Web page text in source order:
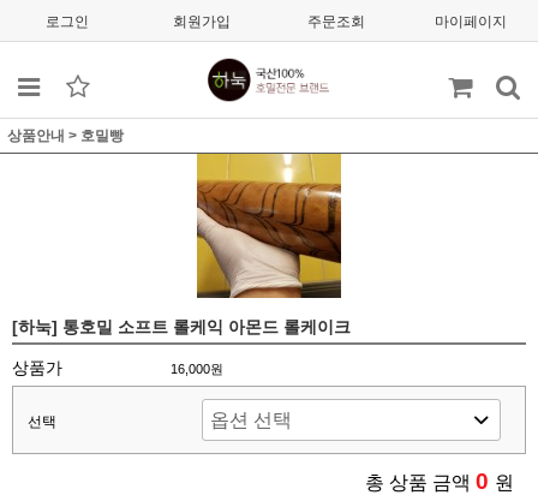
로그인 회원가입 주문조회 마이페이지
상품안내 > 호밀빵
[하눅] 통호밀 소프트 롤케익 아몬드 롤케이크
상품가 16,000원
선택
총 상품 금액 0 원